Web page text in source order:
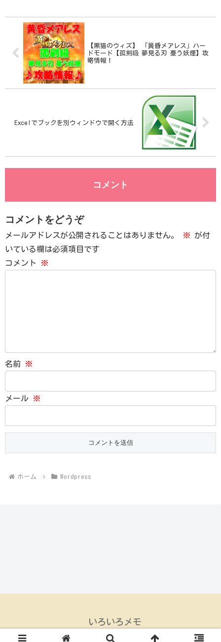
【黒猫のウィズ】 「黄昏メアレス」ハー
ドモード【孤剣級 夢見る刃 憂う妖煙】攻
略情報！
Excelでブックを別ウィンドウで開く方法
コメント
コメントをどうぞ
メールアドレスが公開されることはありません。 ※ が付
いている欄は必須項目です
コメント
※
名前 ※
メール ※
ホーム Wordpress
いろいろメモ
© 2015 いろいろメモ.